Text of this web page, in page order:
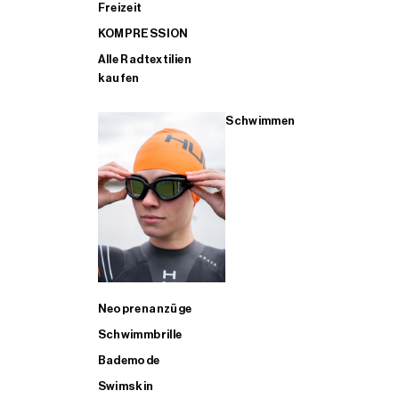
Freizeit
KOMPRESSION
Alle Radtextilien
kaufen
Schwimmen
Neoprenanzüge
Schwimmbrille
Bademode
Swimskin